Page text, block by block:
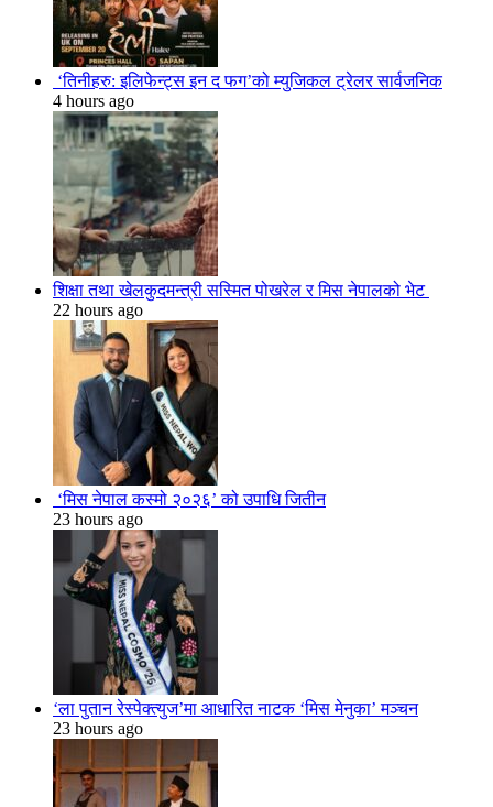
‘तिनीहरु: इलिफेन्ट्स इन द फग’को म्युजिकल ट्रेलर सार्वजनिक
4 hours ago
शिक्षा तथा खेलकुदमन्त्री सस्मित पोखरेल र मिस नेपालको भेट
22 hours ago
‘मिस नेपाल कस्मो २०२६’ को उपाधि जितीन
23 hours ago
‘ला पुतान रेस्पेक्त्युज’मा आधारित नाटक ‘मिस मेनुका’ मञ्चन
23 hours ago